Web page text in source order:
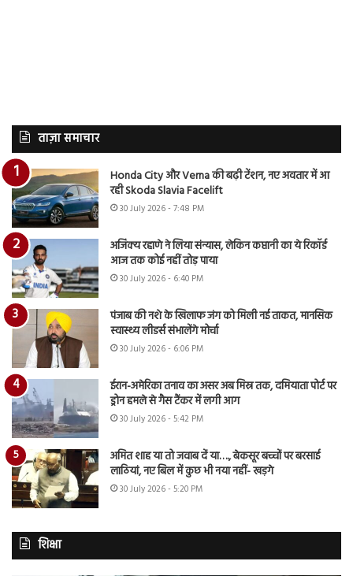
ताज़ा समाचार
Honda City और Verna की बढ़ी टेंशन, नए अवतार में आ
रही Skoda Slavia Facelift
30 July 2026 - 7:48 PM
अजिंक्य रहाणे ने लिया संन्यास, लेकिन कप्तानी का ये रिकॉर्ड
आज तक कोई नहीं तोड़ पाया
30 July 2026 - 6:40 PM
पंजाब की नशे के खिलाफ जंग को मिली नई ताकत, मानसिक
स्वास्थ्य लीडर्स संभालेंगे मोर्चा
30 July 2026 - 6:06 PM
ईरान-अमेरिका तनाव का असर अब मिस्र तक, दमियाता पोर्ट पर
ड्रोन हमले से गैस टैंकर में लगी आग
30 July 2026 - 5:42 PM
अमित शाह या तो जवाब दें या…., बेकसूर बच्चों पर बरसाई
लाठियां, नए बिल में कुछ भी नया नहीं- खड़गे
30 July 2026 - 5:20 PM
शिक्षा